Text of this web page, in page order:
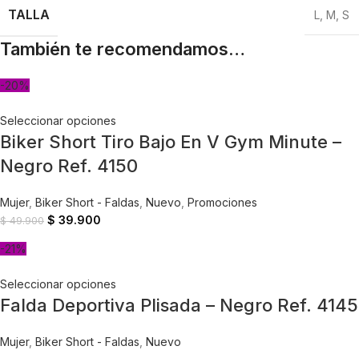
TALLA L M S
También te recomendamos…
-20%
Seleccionar opciones
Biker Short Tiro Bajo En V Gym Minute –
Negro Ref. 4150
Mujer, Biker Short - Faldas Nuevo Promociones
$49.900 $ 39.900
-21%
Seleccionar opciones
Falda Deportiva Plisada – Negro Ref. 4145
Mujer, Biker Short - Faldas Nuevo